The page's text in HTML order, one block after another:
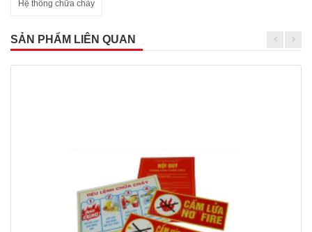
Hệ thống chữa cháy
SẢN PHẨM LIÊN QUAN